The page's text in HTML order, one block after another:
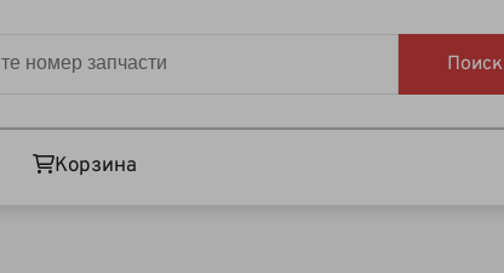
Поиск
Корзина